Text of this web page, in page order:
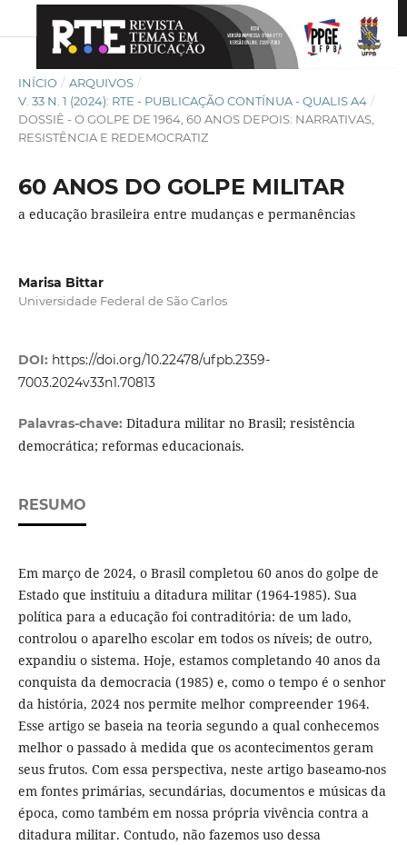
INÍCIO / ARQUIVOS /
V. 33 N. 1 (2024): RTE - PUBLICAÇÃO CONTÍNUA - QUALIS A4 /
DOSSIÊ - O GOLPE DE 1964, 60 ANOS DEPOIS: NARRATIVAS,
RESISTÊNCIA E REDEMOCRATIZ
60 ANOS DO GOLPE MILITAR
a educação brasileira entre mudanças e permanências
Marisa Bittar
Universidade Federal de São Carlos
DOI: https://doi.org/10.22478/ufpb.2359-
7003.2024v33n1.70813
Palavras-chave: Ditadura militar no Brasil; resistência
democrática; reformas educacionais.
RESUMO
Em março de 2024, o Brasil completou 60 anos do golpe de
Estado que instituiu a ditadura militar (1964-1985). Sua
política para a educação foi contraditória: de um lado,
controlou o aparelho escolar em todos os níveis; de outro,
expandiu o sistema. Hoje, estamos completando 40 anos da
conquista da democracia (1985) e, como o tempo é o senhor
da história, 2024 nos permite melhor compreender 1964.
Esse artigo se baseia na teoria segundo a qual conhecemos
melhor o passado à medida que os acontecimentos geram
seus frutos. Com essa perspectiva, neste artigo baseamo-nos
em fontes primárias, secundárias, documentos e músicas da
época, como também em nossa própria vivência contra a
ditadura militar. Contudo, não fazemos uso dessa